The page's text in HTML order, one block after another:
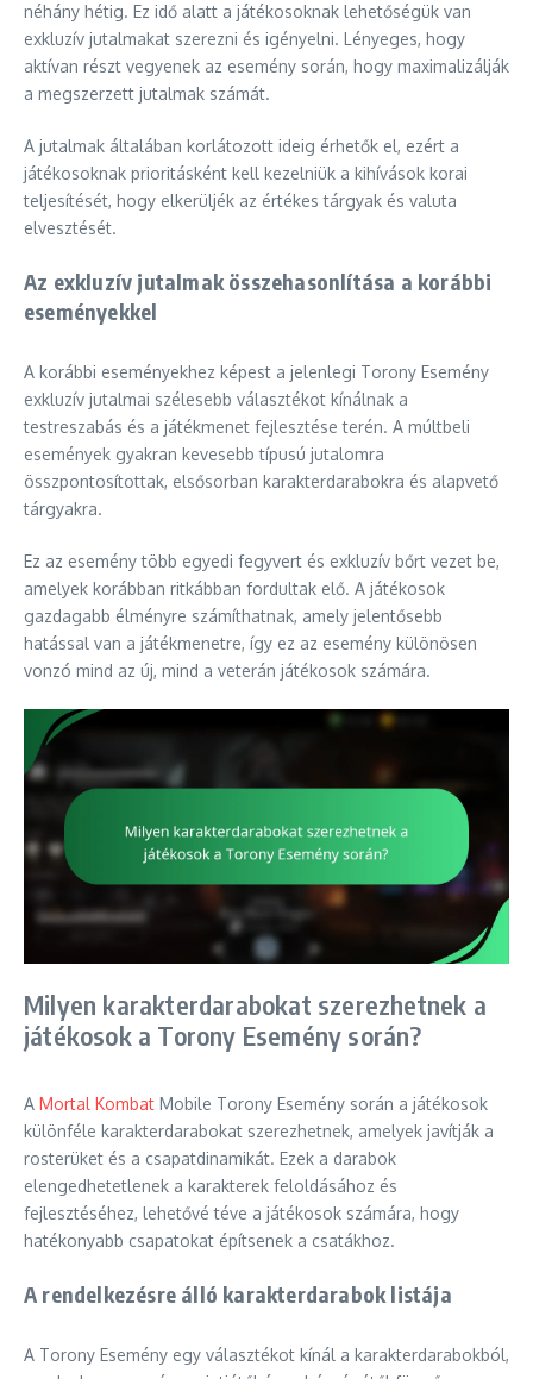
néhány hétig. Ez idő alatt a játékosoknak lehetőségük van
exkluzív jutalmakat szerezni és igényelni. Lényeges, hogy
aktívan részt vegyenek az esemény során, hogy maximalizálják
a megszerzett jutalmak számát.
A jutalmak általában korlátozott ideig érhetők el, ezért a
játékosoknak prioritásként kell kezelniük a kihívások korai
teljesítését, hogy elkerüljék az értékes tárgyak és valuta
elvesztését.
Az exkluzív jutalmak összehasonlítása a korábbi
eseményekkel
A korábbi eseményekhez képest a jelenlegi Torony Esemény
exkluzív jutalmai szélesebb választékot kínálnak a
testreszabás és a játékmenet fejlesztése terén. A múltbeli
események gyakran kevesebb típusú jutalomra
összpontosítottak, elsősorban karakterdarabokra és alapvető
tárgyakra.
Ez az esemény több egyedi fegyvert és exkluzív bőrt vezet be,
amelyek korábban ritkábban fordultak elő. A játékosok
gazdagabb élményre számíthatnak, amely jelentősebb
hatással van a játékmenetre, így ez az esemény különösen
vonzó mind az új, mind a veterán játékosok számára.
Milyen karakterdarabokat szerezhetnek a
játékosok a Torony Esemény során?
A Mortal Kombat Mobile Torony Esemény során a játékosok
különféle karakterdarabokat szerezhetnek, amelyek javítják a
rosterüket és a csapatdinamikát. Ezek a darabok
elengedhetetlenek a karakterek feloldásához és
fejlesztéséhez, lehetővé téve a játékosok számára, hogy
hatékonyabb csapatokat építsenek a csatákhoz.
A rendelkezésre álló karakterdarabok listája
A Torony Esemény egy választékot kínál a karakterdarabokból,